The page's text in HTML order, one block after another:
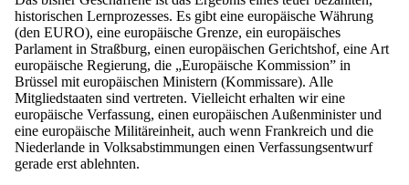
historischen Lernprozesses. Es gibt eine europäische Währung
(den EURO), eine europäische Grenze, ein europäisches
Parlament in Straßburg, einen europäischen Gerichtshof, eine Art
europäische Regierung, die „Europäische Kommission” in
Brüssel mit europäischen Ministern (Kommissare). Alle
Mitgliedstaaten sind vertreten. Vielleicht erhalten wir eine
europäische Verfassung, einen europäischen Außenminister und
eine europäische Militäreinheit, auch wenn Frankreich und die
Niederlande in Volksabstimmungen einen Verfassungsentwurf
gerade erst ablehnten.